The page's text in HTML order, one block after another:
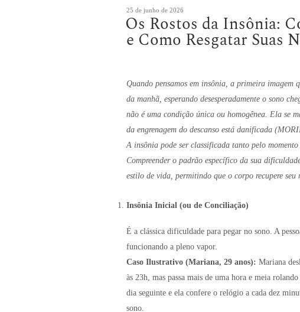
Publicado
em
25 de junho de 2026
Os Rostos da Insônia:
e Como Resgatar Suas
Quando pensamos em insônia, a primeira imagem
da manhã, esperando desesperadamente o sono
não é uma condição única ou homogênea. Ela se
da engrenagem do descanso está danificada
A insônia pode ser classificada tanto pelo
Compreender o padrão específico da sua
estilo de vida, permitindo que o corpo recupere seu
Insônia Inicial (ou de Conciliação)
É a clássica dificuldade para pegar no sono. A
funcionando a pleno vapor.
Caso Ilustrativo (Mariana, 29 anos): Mariana
às 23h, mas passa mais de uma hora e meia
dia seguinte e ela confere o relógio a cada dez
sono.